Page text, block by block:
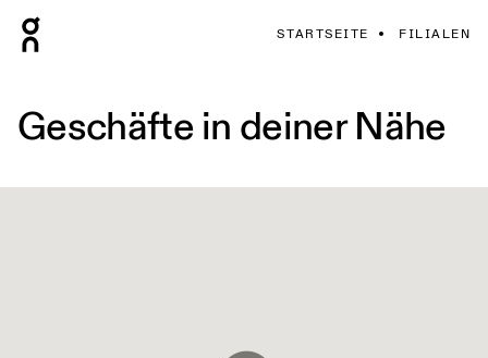
STARTSEITE FILIALEN
Geschäfte in deiner Nähe